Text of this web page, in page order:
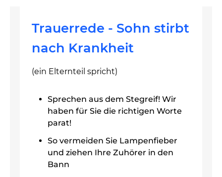
Trauerrede - Sohn stirbt
nach Krankheit
(ein Elternteil spricht)
Sprechen aus dem Stegreif! Wir
haben für Sie die richtigen Worte
parat!
So vermeiden Sie Lampenfieber
und ziehen Ihre Zuhörer in den
Bann